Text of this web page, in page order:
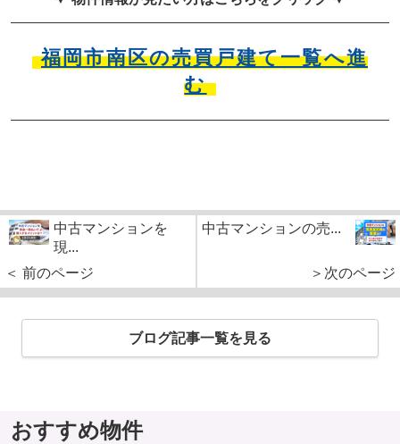
福岡市南区の売買戸建て一覧へ進
む
中古マンションを
現...
＜ 前のページ
中古マンションの売...
＞次のページ
ブログ記事一覧を見る
おすすめ物件